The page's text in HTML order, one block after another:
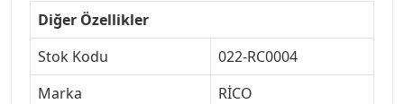
Diğer Özellikler
Stok Kodu
022-RC0004
Marka
RİCO